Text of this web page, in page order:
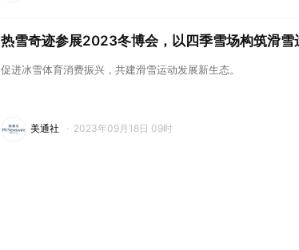
热雪奇迹参展2023冬博会，以四季雪场构筑滑雪
促进冰雪体育消费振兴，共建滑雪运动发展新生态。
美通社 · 2023年09月18日 09时